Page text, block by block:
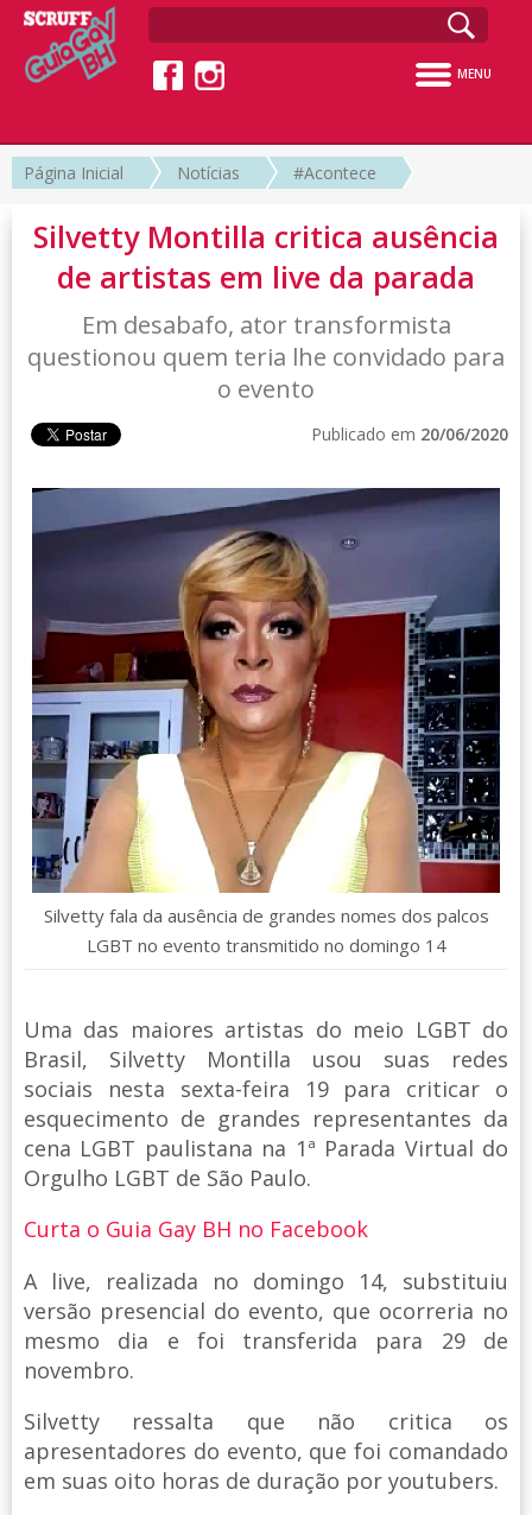
MENU
Página Inicial Notícias #Acontece
Silvetty Montilla critica ausência
de artistas em live da parada
Em desabafo, ator transformista
questionou quem teria lhe convidado para
o evento
Publicado em 20/06/2020
Silvetty fala da ausência de grandes nomes dos palcos
LGBT no evento transmitido no domingo 14
Uma das maiores artistas do meio LGBT do
Brasil, Silvetty Montilla usou suas redes
sociais nesta sexta-feira 19 para criticar o
esquecimento de grandes representantes da
cena LGBT paulistana na 1ª Parada Virtual do
Orgulho LGBT de São Paulo.
Curta o Guia Gay BH no Facebook
A live, realizada no domingo 14, substituiu
versão presencial do evento, que ocorreria no
mesmo dia e foi transferida para 29 de
novembro.
Silvetty ressalta que não critica os
apresentadores do evento, que foi comandado
em suas oito horas de duração por youtubers.